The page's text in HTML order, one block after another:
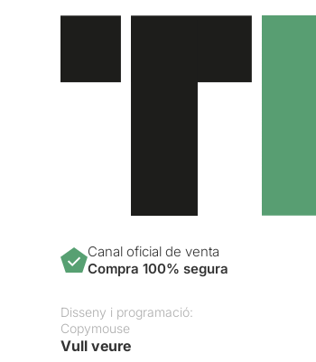
Canal oficial de venta
Compra 100% segura
Disseny i programació:
Copymouse
Vull veure